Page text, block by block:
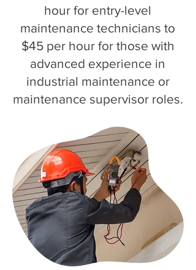
hour for entry-level
maintenance technicians to
$45 per hour for those with
advanced experience in
industrial maintenance or
maintenance supervisor roles.